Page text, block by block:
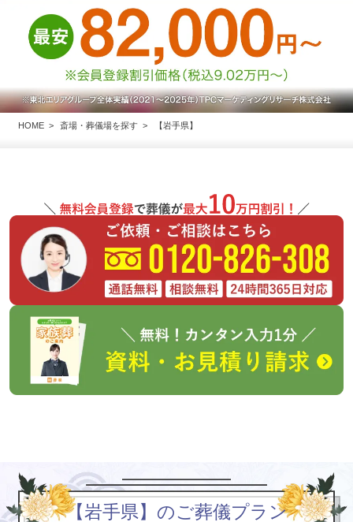
HOME 斎場・葬儀場を探す 【岩手県】
【岩手県】のご葬儀プラン